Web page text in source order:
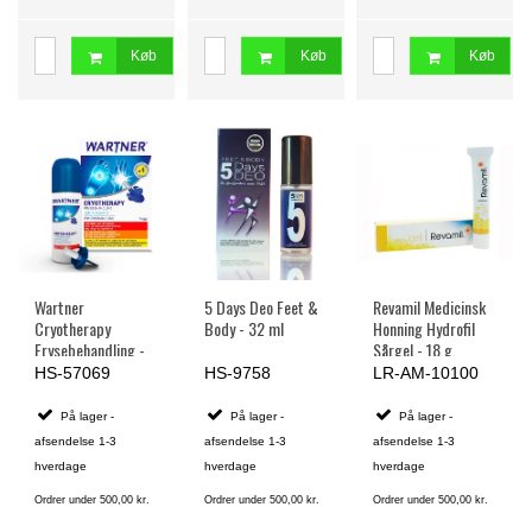
Køb Køb Køb
Wartner
Cryotherapy
Frysebehandling -
50 ml.
HS-57069
På lager -
afsendelse 1-3
hverdage
Ordrer under 500,00 kr.
5 Days Deo Feet &
Body - 32 ml
HS-9758
På lager -
afsendelse 1-3
hverdage
Ordrer under 500,00 kr.
Revamil Medicinsk
Honning Hydrofil
Sårgel - 18 g.
LR-AM-10100
På lager -
afsendelse 1-3
hverdage
Ordrer under 500,00 kr.